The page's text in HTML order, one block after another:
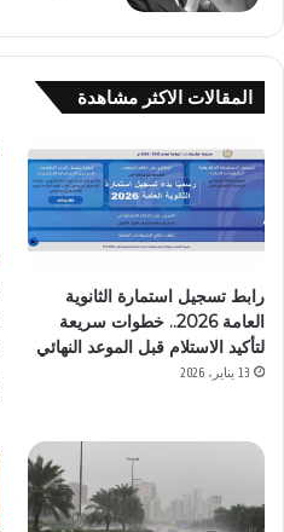
المقالات الاكثر مشاهدة
رابط تسجيل استمارة الثانوية
العامة 2026.. خطوات سريعة
لتأكيد الاستلام قبل الموعد النهائي
13 يناير، 2026